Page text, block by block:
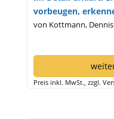
vorbeugen,
von Kottmann, Dennis
Preis inkl. MwSt., zzgl.